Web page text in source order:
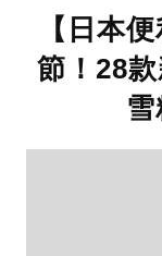
【日本
節！28款